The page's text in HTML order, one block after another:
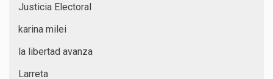
Justicia Electoral
karina milei
la libertad avanza
Larreta